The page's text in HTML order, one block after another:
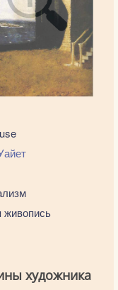
живопись
художника